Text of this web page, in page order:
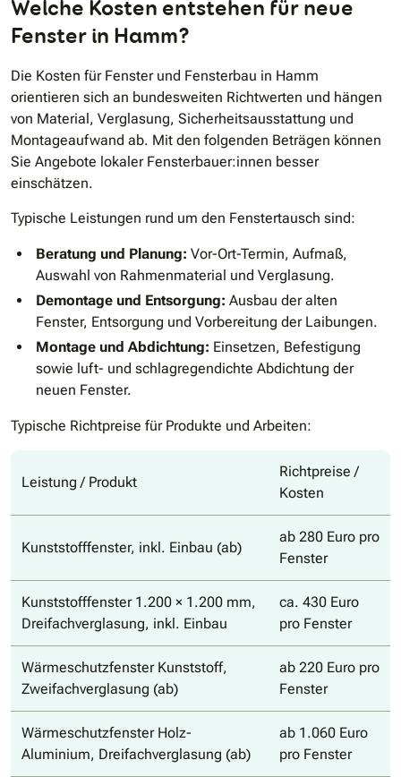
Welche Kosten entstehen für neue
Fenster in Hamm?
Die Kosten für Fenster und Fensterbau in Hamm
orientieren sich an bundesweiten Richtwerten und hängen
von Material, Verglasung, Sicherheitsausstattung und
Montageaufwand ab. Mit den folgenden Beträgen können
Sie Angebote lokaler Fensterbauer:innen besser
einschätzen.
Typische Leistungen rund um den Fenstertausch sind:
Beratung und Planung: Vor-Ort-Termin, Aufmaß,
Auswahl von Rahmenmaterial und Verglasung.
Demontage und Entsorgung: Ausbau der alten
Fenster, Entsorgung und Vorbereitung der Laibungen.
Montage und Abdichtung: Einsetzen, Befestigung
sowie luft- und schlagregendichte Abdichtung der
neuen Fenster.
Typische Richtpreise für Produkte und Arbeiten:
Leistung / Produkt
Richtpreise /
Kosten
Kunststofffenster, inkl. Einbau (ab)
ab 280 Euro pro
Fenster
Kunststofffenster 1.200 × 1.200 mm,
Dreifachverglasung, inkl. Einbau
ca. 430 Euro
pro Fenster
Wärmeschutzfenster Kunststoff,
Zweifachverglasung (ab)
ab 220 Euro pro
Fenster
Wärmeschutzfenster Holz-
Aluminium, Dreifachverglasung (ab)
ab 1.060 Euro
pro Fenster